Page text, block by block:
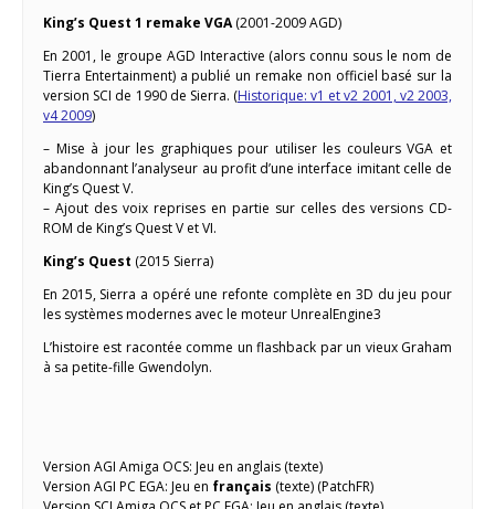
King’s Quest 1 remake VGA(2001-2009 AGD)
En 2001, le groupe AGD Interactive (alors connu sous le nom de
Tierra Entertainment) a publié un remake non officiel basé sur la
version SCI de 1990 de Sierra. (Historique: v1 et v2 2001, v2 2003,
v4 2009)
– Mise à jour les graphiques pour utiliser les couleurs VGA et
abandonnant l’analyseur au profit d’une interface imitant celle de
King’s Quest V.
– Ajout des voix reprises en partie sur celles des versions CD-
ROM de King’s Quest V et VI.
King’s Quest (2015 Sierra)
En 2015, Sierra a opéré une refonte complète en 3D du jeu pour
les systèmes modernes avec le moteur UnrealEngine3
L’histoire est racontée comme un flashback par un vieux Graham
à sa petite-fille Gwendolyn.
Version AGI Amiga OCS: Jeu en anglais (texte)
Version AGI PC EGA: Jeu en français (texte) (PatchFR)